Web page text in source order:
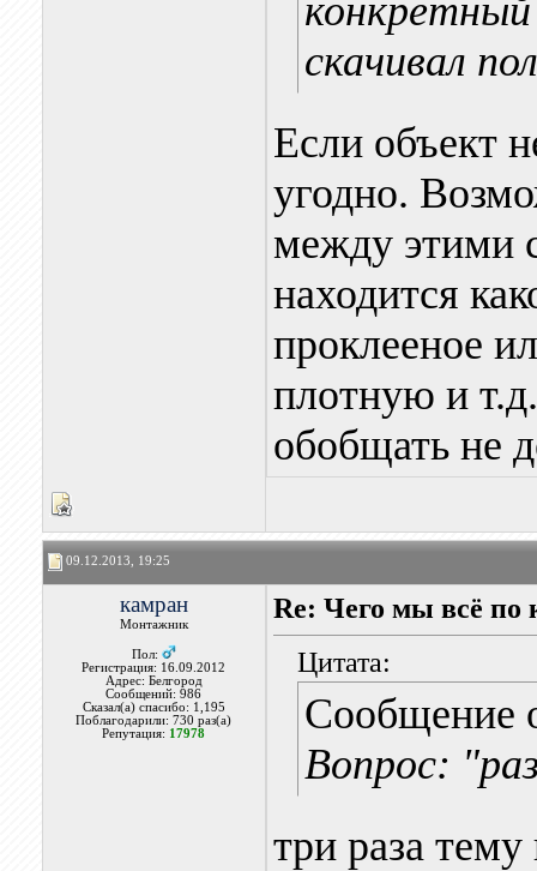
конкретный
скачивал
Если объект
угодно.
между этими
находится
проклееное
плотную и
обобщать не
09.12.2013, 19:25
камран
Монтажник
Пол:
Регистрация: 16.09.2012
Адрес: Белгород
Сообщений: 986
Сказал(а) спасибо: 1,195
Поблагодарили: 730 раз(а)
Репутация: 17978
Re: Чего мы всё по
Цитата:
Сообщение
Вопрос:
три раза тему